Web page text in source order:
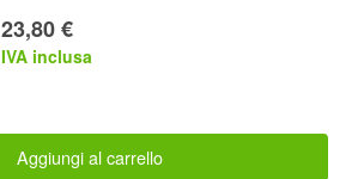
23,80 €
IVA inclusa
Aggiungi al carrello